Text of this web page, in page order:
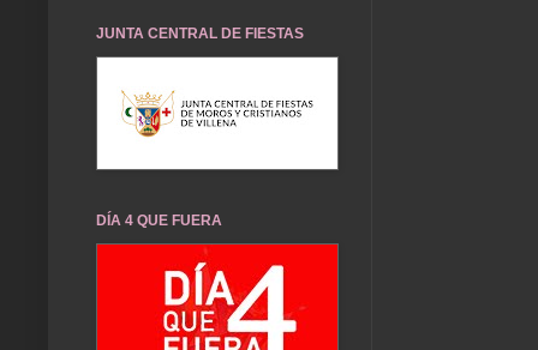
JUNTA CENTRAL DE FIESTAS
DÍA 4 QUE FUERA